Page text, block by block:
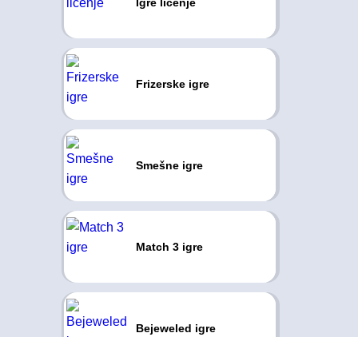
Frizerske igre
Smešne igre
Match 3 igre
Bejeweled igre